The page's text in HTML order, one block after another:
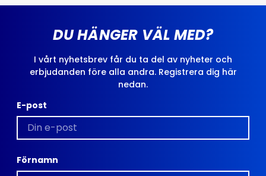
DU HÄNGER VÄL MED?
I vårt nyhetsbrev får du ta del av nyheter och
erbjudanden före alla andra. Registrera dig här
nedan.
E-post
Förnamn